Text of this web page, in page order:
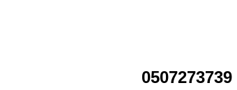
0507273739